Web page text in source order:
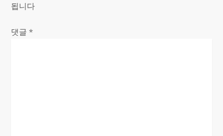
됩니다
댓글*